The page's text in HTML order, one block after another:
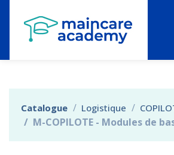
Aller au menu principal
Aller au contenu principal
Personnaliser l'interface
Catalogue Logistique
M-COPILOTE - Modules de